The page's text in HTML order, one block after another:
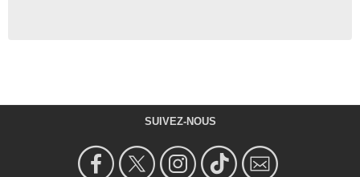
SUIVEZ-NOUS